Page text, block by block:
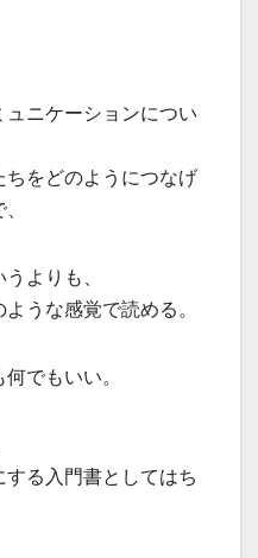
ニケーションについ
をどのようにつなげ
よりも、
うな感覚で読める。
でもいい。
る入門書としてはち